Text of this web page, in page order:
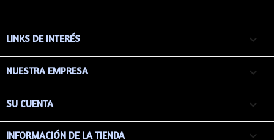
LINKS DE INTERÉS 
NUESTRA EMPRESA 
SU CUENTA 
INFORMACIÓN DE LA TIENDA keyboard_arrow_down